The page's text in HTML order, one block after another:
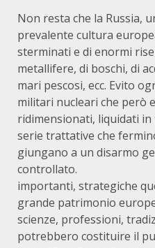
Non resta che la Russia,
prevalente cultura
sterminati e di enormi
metallifere, di boschi, di
mari pescosi, ecc. Evito
militari nucleari che però
ridimensionati, liquidati
serie trattative che
giungano a un disarmo
importanti, strategiche
grande patrimonio
scienze, professioni,
potrebbero costituire il